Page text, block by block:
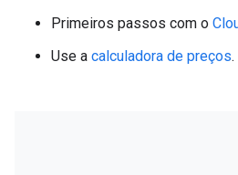
Primeiros passos com o
Use a calculadora de preços.